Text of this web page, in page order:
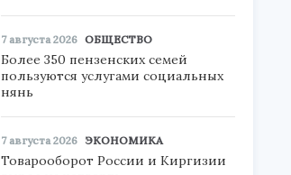
7 августа 2026 ОБЩЕСТВО
Более 350 пензенских семей
пользуются услугами социальных
нянь
7 августа 2026 ЭКОНОМИКА
Товарооборот России и Киргизии